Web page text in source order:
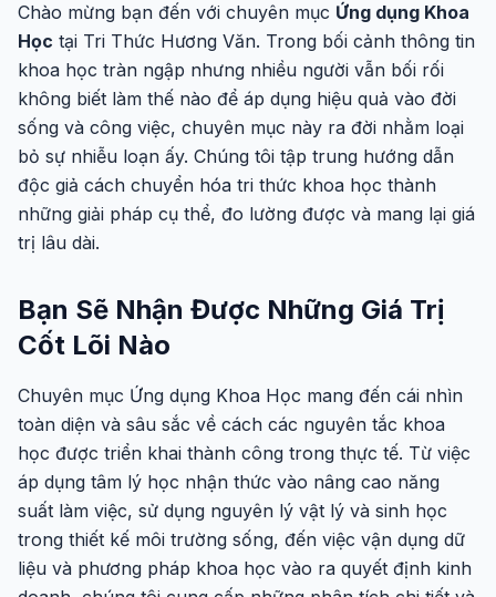
Chào mừng bạn đến với chuyên mục Ứng dụng Khoa
Học tại Tri Thức Hương Văn. Trong bối cảnh thông tin
khoa học tràn ngập nhưng nhiều người vẫn bối rối
không biết làm thế nào để áp dụng hiệu quả vào đời
sống và công việc, chuyên mục này ra đời nhằm loại
bỏ sự nhiễu loạn ấy. Chúng tôi tập trung hướng dẫn
độc giả cách chuyển hóa tri thức khoa học thành
những giải pháp cụ thể, đo lường được và mang lại giá
trị lâu dài.
Bạn Sẽ Nhận Được Những Giá Trị
Cốt Lõi Nào
Chuyên mục Ứng dụng Khoa Học mang đến cái nhìn
toàn diện và sâu sắc về cách các nguyên tắc khoa
học được triển khai thành công trong thực tế. Từ việc
áp dụng tâm lý học nhận thức vào nâng cao năng
suất làm việc, sử dụng nguyên lý vật lý và sinh học
trong thiết kế môi trường sống, đến việc vận dụng dữ
liệu và phương pháp khoa học vào ra quyết định kinh